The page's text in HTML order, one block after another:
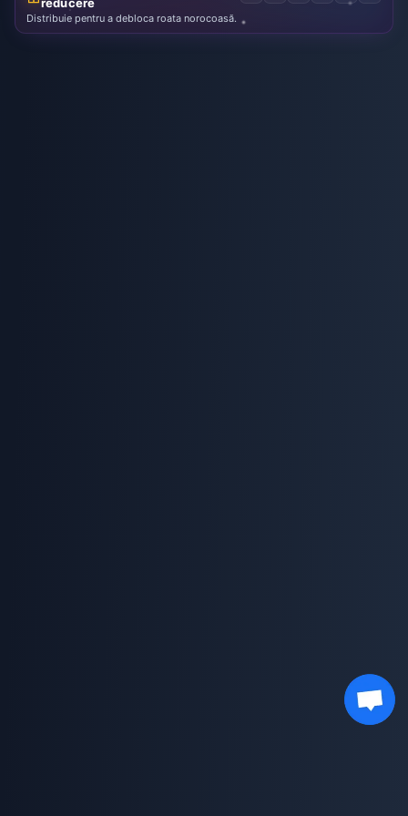
Distribuie pentru a debloca roata norocoasă.